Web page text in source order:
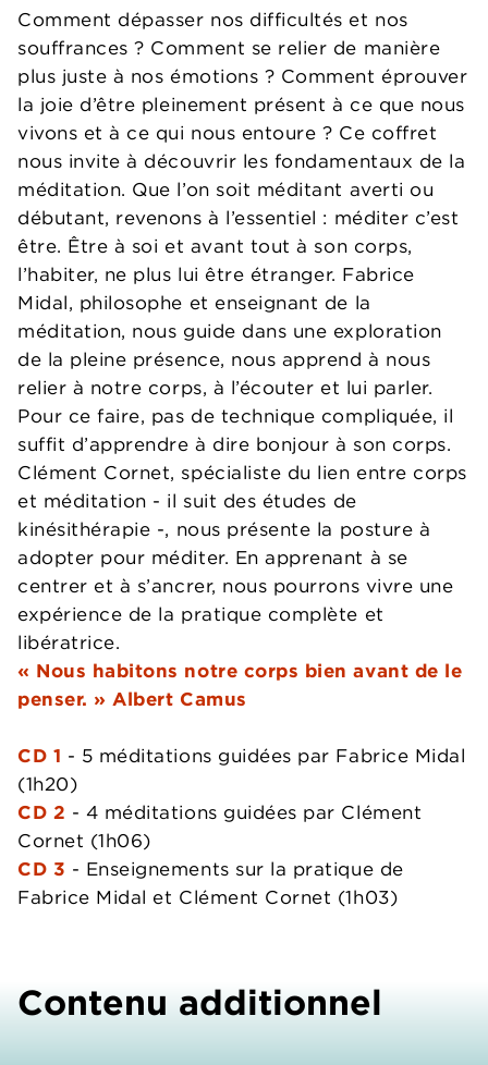
Comment dépasser nos difficultés et nos
souffrances ? Comment se relier de manière
plus juste à nos émotions ? Comment éprouver
la joie d’être pleinement présent à ce que nous
vivons et à ce qui nous entoure ? Ce coffret
nous invite à découvrir les fondamentaux de la
méditation. Que l’on soit méditant averti ou
débutant, revenons à l’essentiel : méditer c’est
être. Être à soi et avant tout à son corps,
l’habiter, ne plus lui être étranger. Fabrice
Midal, philosophe et enseignant de la
méditation, nous guide dans une exploration
de la pleine présence, nous apprend à nous
relier à notre corps, à l’écouter et lui parler.
Pour ce faire, pas de technique compliquée, il
suffit d’apprendre à dire bonjour à son corps.
Clément Cornet, spécialiste du lien entre corps
et méditation - il suit des études de
kinésithérapie -, nous présente la posture à
adopter pour méditer. En apprenant à se
centrer et à s’ancrer, nous pourrons vivre une
expérience de la pratique complète et
libératrice.
« Nous habitons notre corps bien avant de le
penser. » Albert Camus
CD 1 - 5 méditations guidées par Fabrice Midal
(1h20)
CD 2 - 4 méditations guidées par Clément
Cornet (1h06)
CD 3 - Enseignements sur la pratique de
Fabrice Midal et Clément Cornet (1h03)
Contenu additionnel